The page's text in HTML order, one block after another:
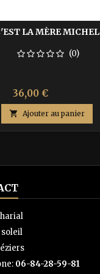
LA MÈRE MICHEL
(0)
Prix
36,00 €
base
 Ajouter au panier
soleil
06-84-28-59-81